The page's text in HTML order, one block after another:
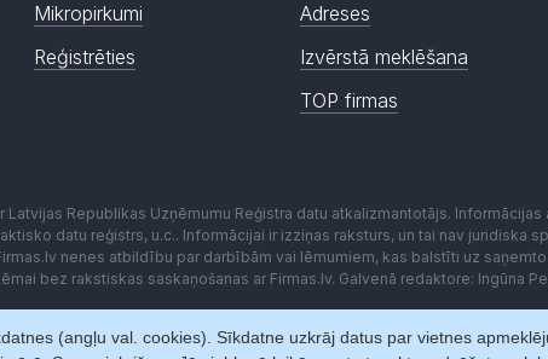
Mikropirkumi
Reģistrēties
Adreses
Izvērstā meklēšana
TOP firmas
Republikas Uzņēmumu Reģistra datu atkalizmantotājs.
datu reģistrs, u.c.. Informācijai ir izziņas raksturs, un tai nav juridiska
nenes atbildību par darbībām vai lēmumiem, kas balstīti uz
bez rakstiskas saskaņošanas ar Firmas.lv. Galvenā redaktore: Ingūna
(angļu val. cookies). Sīkdatne uzkrāj datus par vietnes